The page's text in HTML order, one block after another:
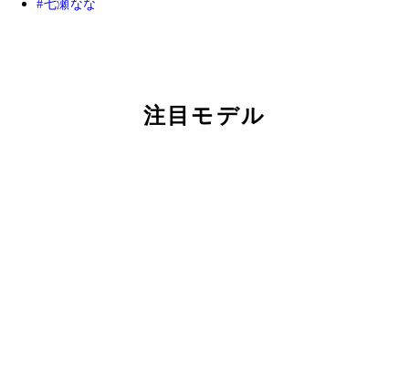
七瀬なな
注目モデル